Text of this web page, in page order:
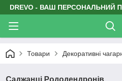
DREVO - ВАШ ПЕРСОНАЛЬНИЙ
Товари Декоративні
Саджанці Рододендронів